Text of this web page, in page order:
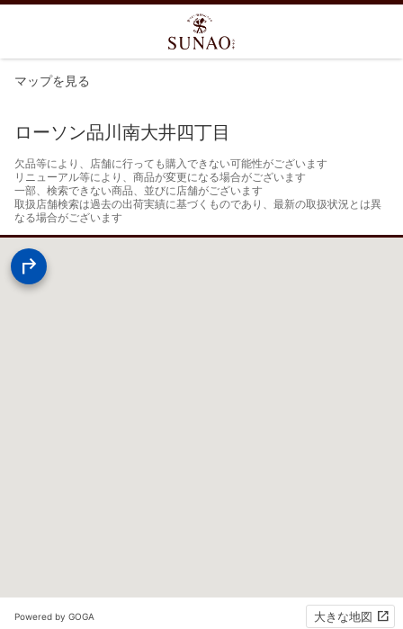
マップを見る
ローソン品川南大井四丁目
欠品等により、店舗に行っても購入できない可能性がございます
リニューアル等により、商品が変更になる場合がございます
一部、検索できない商品、並びに店舗がございます
取扱店舗検索は過去の出荷実績に基づくものであり、最新の取扱状況とは異
なる場合がございます
Powered by GOGA 大きな地図